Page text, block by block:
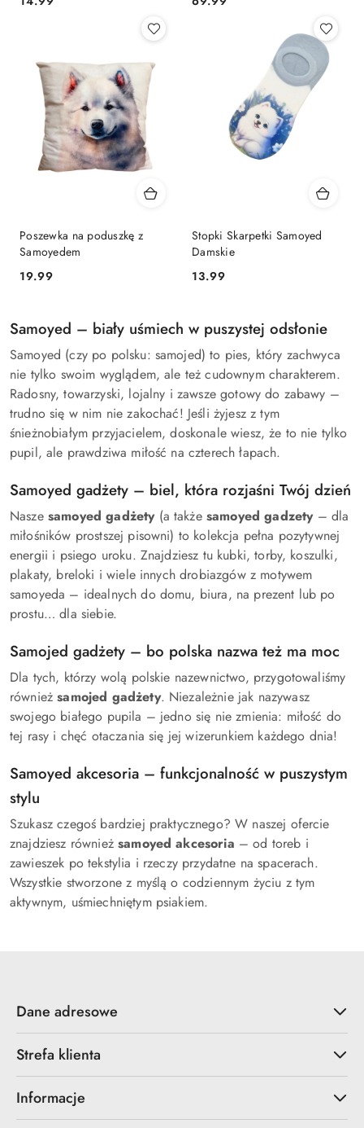
Cena: Cena:
Poszewka na poduszkę z
Samoyedem
Cena:
19.99
Stopki Skarpetki Samoyed
Damskie
Cena:
13.99
Samoyed – biały uśmiech w puszystej odsłonie
Samoyed (czy po polsku: samojed) to pies, który zachwyca
nie tylko swoim wyglądem, ale też cudownym charakterem.
Radosny, towarzyski, lojalny i zawsze gotowy do zabawy –
trudno się w nim nie zakochać! Jeśli żyjesz z tym
śnieżnobiałym przyjacielem, doskonale wiesz, że to nie tylko
pupil, ale prawdziwa miłość na czterech łapach.
Samoyed gadżety – biel, która rozjaśni Twój dzień
Nasze samoyed gadżety(a także samoyed gadzety– dla
miłośników prostszej pisowni) to kolekcja pełna pozytywnej
energii i psiego uroku. Znajdziesz tu kubki, torby, koszulki,
plakaty, breloki i wiele innych drobiazgów z motywem
samoyeda – idealnych do domu, biura, na prezent lub po
prostu… dla siebie.
Samojed gadżety – bo polska nazwa też ma moc
Dla tych, którzy wolą polskie nazewnictwo, przygotowaliśmy
równieżsamojed gadżety. Niezależnie jak nazywasz
swojego białego pupila – jedno się nie zmienia: miłość do
tej rasy i chęć otaczania się jej wizerunkiem każdego dnia!
Samoyed akcesoria – funkcjonalność w puszystym
stylu
Szukasz czegoś bardziej praktycznego? W naszej ofercie
znajdziesz równieżsamoyed akcesoria – od toreb i
zawieszek po tekstylia i rzeczy przydatne na spacerach.
Wszystkie stworzone z myślą o codziennym życiu z tym
aktywnym, uśmiechniętym psiakiem.
Dane adresowe
Strefa klienta
Informacje